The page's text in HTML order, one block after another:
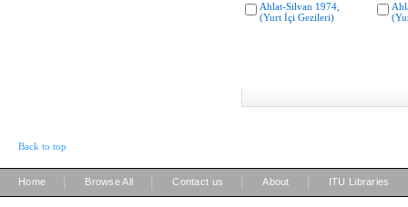
Ahlat-Silvan 1974,
(Yurt İçi Gezileri)
Back to top
Home Browse All Contact us About ITU Libraries